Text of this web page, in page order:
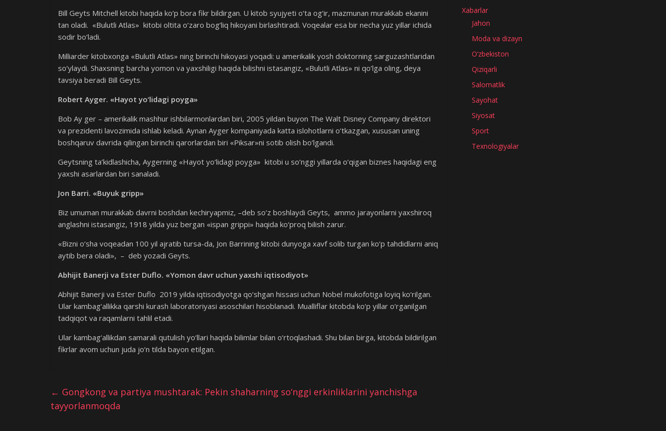
Bill Geyts Mitchell kitobi haqida ko‘p bora fikr bildirgan. U kitob syujyeti o‘ta og‘ir, mazmunan murakkab ekanini
tan oladi. «Bulutli Atlas» kitobi oltita o‘zaro bog‘liq hikoyani birlashtiradi. Voqealar esa bir necha yuz yillar ichida
sodir bo‘ladi.
Milliarder kitobxonga «Bulutli Atlas» ning birinchi hikoyasi yoqadi: u amerikalik yosh doktorning sarguzashtlaridan
so‘ylaydi. Shaxsning barcha yomon va yaxshiligi haqida bilishni istasangiz, «Bulutli Atlas» ni qo‘lga oling, deya
tavsiya beradi Bill Geyts.
Robert Ayger. «Hayot yo‘lidagi poyga»
Bob Ay ger – amerikalik mashhur ishbilarmonlardan biri, 2005 yildan buyon The Walt Disney Company direktori
va prezidenti lavozimida ishlab keladi. Aynan Ayger kompaniyada katta islohotlarni o‘tkazgan, xususan uning
boshqaruv davrida qilingan birinchi qarorlardan biri «Piksar»ni sotib olish bo‘lgandi.
Geytsning ta’kidlashicha, Aygerning «Hayot yo‘lidagi poyga» kitobi u so‘nggi yillarda o‘qigan biznes haqidagi eng
yaxshi asarlardan biri sanaladi.
Jon Barri. «Buyuk gripp»
Biz umuman murakkab davrni boshdan kechiryapmiz, –deb so‘z boshlaydi Geyts, ammo jarayonlarni yaxshiroq
anglashni istasangiz, 1918 yilda yuz bergan «ispan grippi» haqida ko‘proq bilish zarur.
«Bizni o‘sha voqeadan 100 yil ajratib tursa-da, Jon Barrining kitobi dunyoga xavf solib turgan ko‘p tahdidlarni aniq
aytib bera oladi», – deb yozadi Geyts.
Abhijit Banerji va Ester Duflo. «Yomon davr uchun yaxshi iqtisodiyot»
Abhijit Banerji va Ester Duflo 2019 yilda iqtisodiyotga qo‘shgan hissasi uchun Nobel mukofotiga loyiq ko‘rilgan.
Ular kambag‘allikka qarshi kurash laboratoriyasi asoschilari hisoblanadi. Mualliflar kitobda ko‘p yillar o‘rganilgan
tadqiqot va raqamlarni tahlil etadi.
Ular kambag‘allikdan samarali qutulish yo‘llari haqida bilimlar bilan o‘rtoqlashadi. Shu bilan birga, kitobda bildirilgan
fikrlar avom uchun juda jo‘n tilda bayon etilgan.
← Gongkong va partiya mushtarak: Pekin shaharning so‘nggi erkinliklarini yanchishga
tayyorlanmoqda
Xabarlar
Jahon
Moda va dizayn
O‘zbekiston
Qiziqarli
Salomatlik
Sayohat
Siyosat
Sport
Texnologiyalar